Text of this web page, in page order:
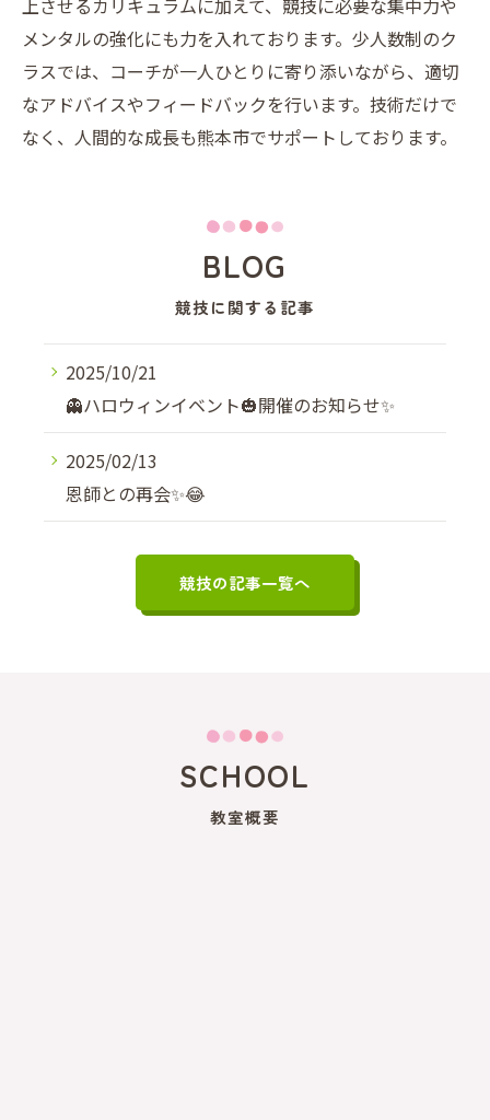
上させるカリキュラムに加えて、競技に必要な集中力や
メンタルの強化にも力を入れております。少人数制のク
ラスでは、コーチが一人ひとりに寄り添いながら、適切
なアドバイスやフィードバックを行います。技術だけで
なく、人間的な成長も熊本市でサポートしております。
BLOG
競技に関する記事
2025/10/21
👻ハロウィンイベント🎃開催のお知らせ✨
2025/02/13
恩師との再会✨😂
競技の記事一覧へ
SCHOOL
教室概要